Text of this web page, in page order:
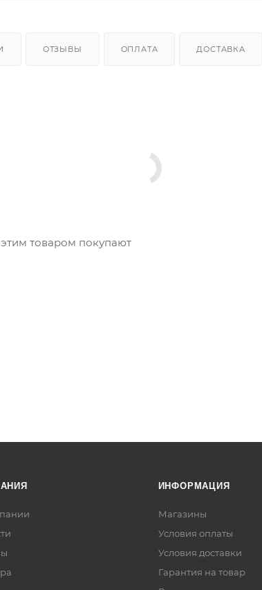
ОТЗЫВЫ ОПЛАТА ДОСТАВКА
товаром покупают
ИНФОРМАЦИЯ
Магазины
Условия оплаты
Условия доставки
Гарантия на товар